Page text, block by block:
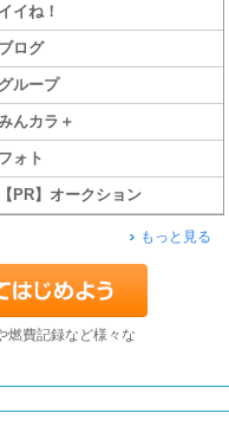
イイね！
ブログ
グループ
んカラ＋
フォト
【PR】オークション
もっと見る
燃費記録など様々な